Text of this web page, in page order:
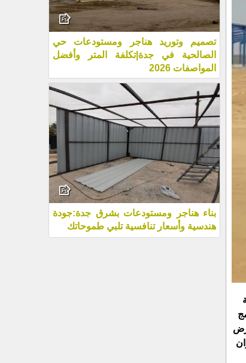
تصميم وتوريد هناجر ومستودعات حي
الصالحية في جدة|تكلفة المتر وأفضل
المواصفات 2026
بناء هناجر ومستودعات بشرق جدة:جودة
هندسية وأسعار تنافسية تلبي طموحاتك